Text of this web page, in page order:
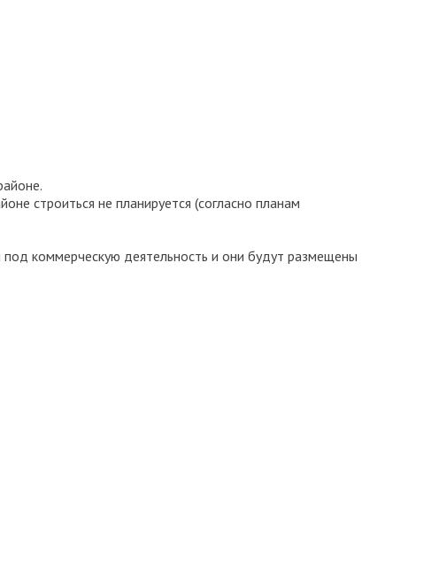
не планируется (согласно планам
коммерческую деятельность и они будут размещены